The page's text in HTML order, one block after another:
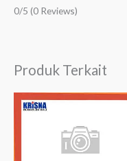
0/5 (0 Reviews)
Produk Terkait